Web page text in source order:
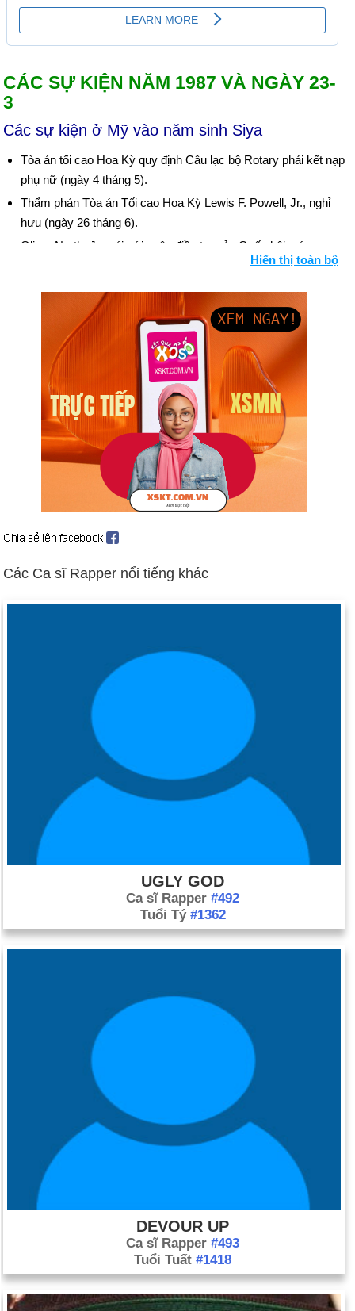
CÁC SỰ KIỆN NĂM 1987 VÀ NGÀY 23-
3
Các sự kiện ở Mỹ vào năm sinh Siya
Tòa án tối cao Hoa Kỳ quy định Câu lạc bộ Rotary phải kết nạp
phụ nữ (ngày 4 tháng 5).
Thẩm phán Tòa án Tối cao Hoa Kỳ Lewis F. Powell, Jr., nghỉ
hưu (ngày 26 tháng 6).
Oliver North, Jr., nói với cuộc điều tra của Quốc hội, các quan
chức cấp cao hơn đã phê duyệt các hoạt động Iran-Contra bí
Đô đốc John M. Poindexter, cựu Cố vấn An ninh Quốc gia, làm
chứng rằng ông đã cho phép sử dụng lợi nhuận bán vũ khí của
Iran để viện trợ Contras (từ ngày 15 đến ngày 22 tháng 7).
George P. Shultz khai rằng ông đã bị lừa dối nhiều lần trong vụ
Iran-Contra (23-24 tháng 7).
Bộ trưởng Quốc phòng Caspar W. Weinberger nói với cuộc
điều tra về sự lừa dối và âm mưu chính thức (ngày 31 tháng 7,
ngày 3 tháng 8).
Reagan nói rằng chính sách chống vũ khí của Iran đã đi chệch
hướng và nhận trách nhiệm (ngày 12 tháng 8).
Tòa án Tối cao Hoa Kỳ (ngày 23 tháng 10).
Ngày sinh Siya (23-3) trong lịch sử
đầu cuộc hành trình trở về phía đông.
Ngày 23-3 năm 1919:
Benito Mussolini thành lập đảng của
riêng mình ở Ý, Fasci di Combattimento.
Ngày 23-3 năm 1983:
Tổng thống Hoa Kỳ Ronald Reagan đã
đề xuất một hệ thống phòng thủ tên lửa trên không gian được
gọi là Sáng kiến ​​Phòng thủ Chiến lược hay “Chiến tranh giữa
các vì sao”.
Ngày 23-3 năm 1998:
Bộ phim sử thi điện ảnh "Titanic" đã
giành được 11 giải Oscar tại Lễ trao giải Oscar lần thứ 70, gắn
liền với bộ phim "Ben-Hur" nhất từ ​​trước đến nay.
Ngày 23-3 năm 2001:Trạm vũ trụ Mir của Nga đã kết thúc
quỹ đạo 15 năm của Trái đất, rơi xuống Nam Thái Bình
Ngày 23-3 năm 2003:Một đoàn xe của Quân đội Hoa Kỳ đã bị
phục kích ở Iraq với 11 người bị giết và 7 người bị bắt, bao
Tổng thống Barack Obama đã ký một
dự luật đại tu chăm sóc sức khỏe, được gọi là Đạo luật Bảo vệ
Bệnh nhân và Chăm sóc Giá cả phải chăng, thành luật.
Hiển thị toàn bộ
Các Ca sĩ Rapper nổi tiếng khác
UGLY GOD
Ca sĩ Rapper #492
Tuổi Tý #1362
DEVOUR UP
Ca sĩ Rapper #493
Tuổi Tuất #1418